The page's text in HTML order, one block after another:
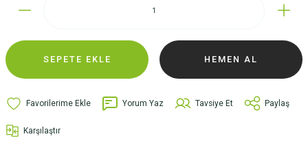
SEPETE EKLE HEMEN AL
Yorum Yaz Tavsiye Et Paylaş
Karşılaştır